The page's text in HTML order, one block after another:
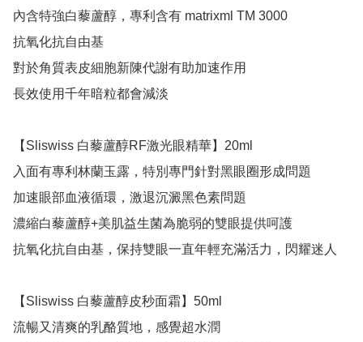
內含特強白藜蘆醇，專利含有 matrixml TM 3000
抗氧化抗自由基
對於角質表皮細胞新陳代謝有助加速作用
長效使用千年暗粒都會減淡
【Sliswiss 白藜蘆醇RF激光眼精華】20ml
入面有專利林蘭玉露，特別專門針對黑眼圈形成問題
加速眼部血液循環，激退沉澱黑色素問題
濃縮白藜蘆醇+美肌益生菌為脆弱的雙眼提供呵護
抗氧化抗自由基，保持雙眼一直年輕充滿活力，閃耀迷人
【Sliswiss 白藜蘆醇皮秒面霜】50ml
流暢又清爽的乳酪質地，感覺超水潤